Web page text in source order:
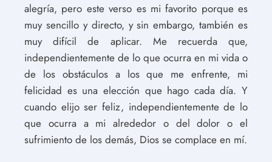
alegría, pero este verso es mi favorito porque es
muy sencillo y directo, y sin embargo, también es
muy difícil de aplicar. Me recuerda que,
independientemente de lo que ocurra en mi vida o
de los obstáculos a los que me enfrente, mi
felicidad es una elección que hago cada día. Y
cuando elijo ser feliz, independientemente de lo
que ocurra a mi alrededor o del dolor o el
sufrimiento de los demás, Dios se complace en mí.